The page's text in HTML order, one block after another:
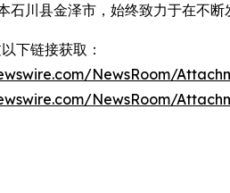
石川县金泽市，始终致力于在不
下链接获取：
NewsRoom/
NewsRoom/